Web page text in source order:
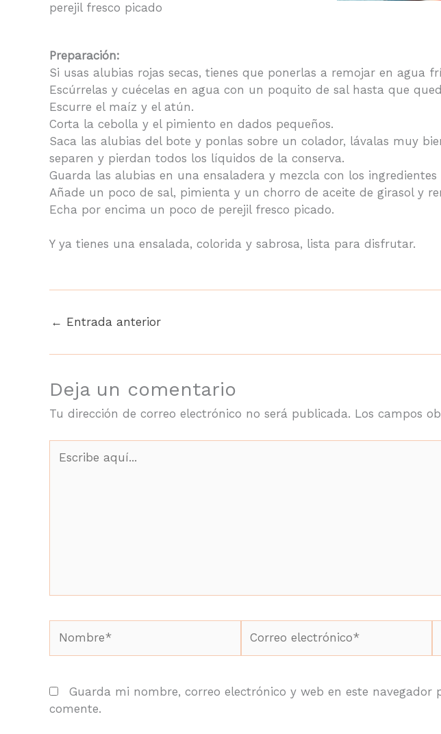
perejil fresco picado
Preparación:
Si usas alubias rojas secas, tienes que ponerlas a remojar en agua
Escúrrelas y cuécelas en agua con un poquito de sal hasta que
Escurre el maíz y el atún.
Corta la cebolla y el pimiento en dados pequeños.
Saca las alubias del bote y ponlas sobre un colador, lávalas muy
separen y pierdan todos los líquidos de la conserva.
Guarda las alubias en una ensaladera y mezcla con los ingredientes
Añade un poco de sal, pimienta y un chorro de aceite de girasol y
Echa por encima un poco de perejil fresco picado.
Y ya tienes una ensalada, colorida y sabrosa, lista para disfrutar.
← Entrada anterior
Deja un comentario
Tu dirección de correo electrónico no será publicada. Los campos
aquí...
electrónico*
Guarda mi nombre, correo electrónico y web en este navegador
comente.